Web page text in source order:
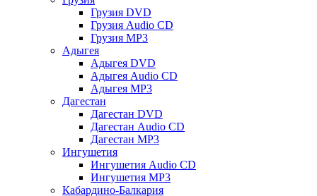
Грузия DVD
Грузия Audio CD
Грузия MP3
Адыгея
Адыгея DVD
Адыгея Audio CD
Адыгея MP3
Дагестан
Дагестан DVD
Дагестан Audio CD
Дагестан MP3
Ингушетия
Ингушетия Audio CD
Ингушетия MP3
Кабардино-Балкария